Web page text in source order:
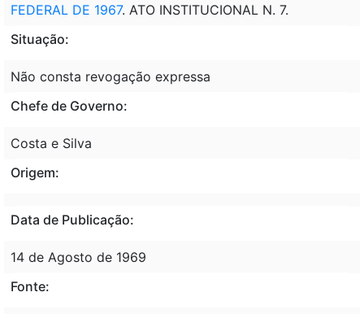
FEDERAL DE 1967. ATO INSTITUCIONAL N. 7.
Situação:
Não consta revogação expressa
Chefe de Governo:
Costa e Silva
Origem:
Data de Publicação:
14 de Agosto de 1969
Fonte: